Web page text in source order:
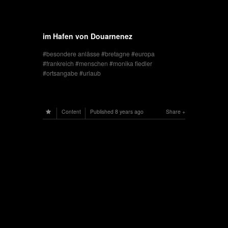
im Hafen von Douarnenez
besondere anlässe bretagne europa
frankreich
menschen
monika fiedler
ortsangabe urlaub
Share
Content Published 8 years ago